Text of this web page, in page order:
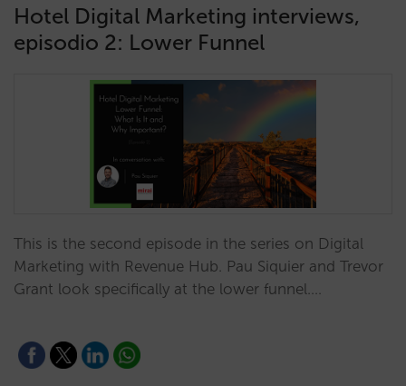
Hotel Digital Marketing interviews,
episodio 2: Lower Funnel
This is the second episode in the series on Digital
Marketing with Revenue Hub. Pau Siquier and Trevor
Grant look specifically at the lower funnel.…